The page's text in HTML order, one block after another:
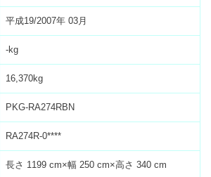
平成19/2007年 03月
-kg
16,370kg
PKG-RA274RBN
RA274R-0****
長さ 1199 cm×幅 250 cm×高さ 340 cm